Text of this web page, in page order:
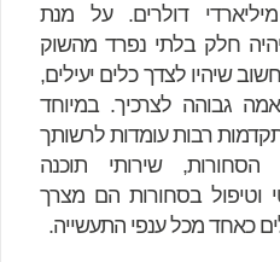
דולרים. על מנת
חלק בלתי נפרד מהשוק
שיהיו לצדך כלים יעילים,
גבוהה לצרכיך. במיוחד
רבות עומדות לרשותך
שירותי תוכנה
וטיפול בסחורות הם מצרך
כאחד מכל ענפי התעשייה.